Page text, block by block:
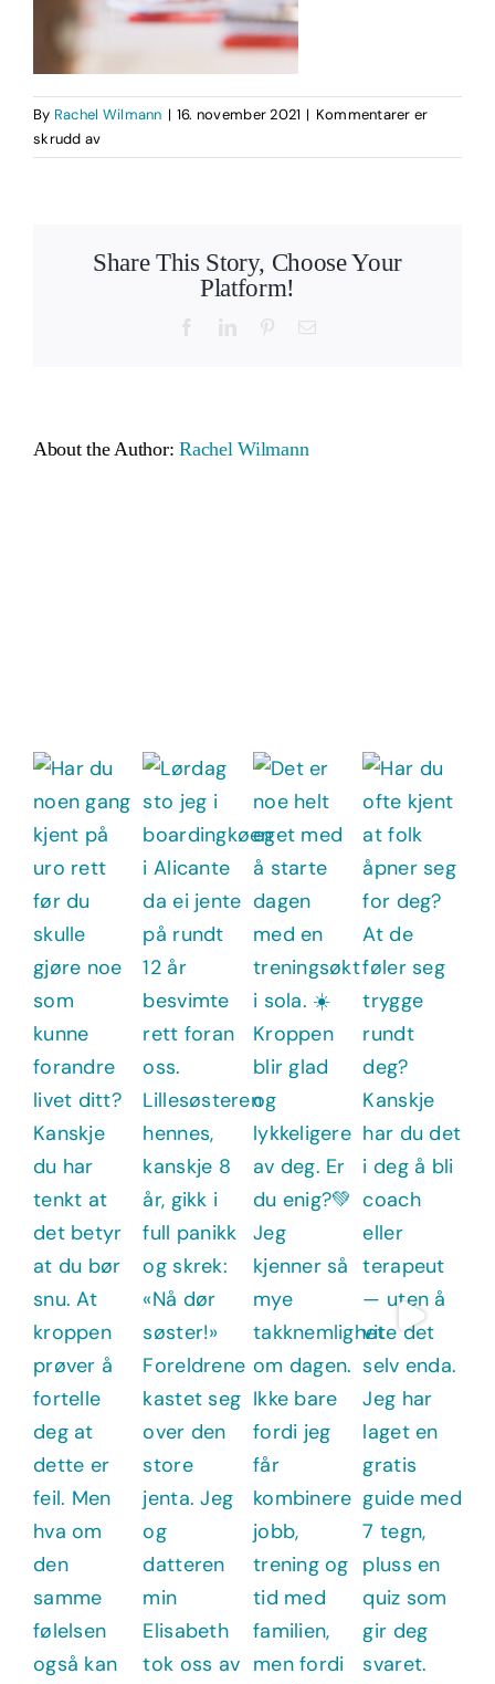
By Rachel Wilmann | 16. november 2021 | Kommentarer er
skrudd avfor
_Y5A6556
Share This Story, Choose Your
Platform!
FacebookLinkedInPinterestEmail
About the Author:Rachel Wilmann